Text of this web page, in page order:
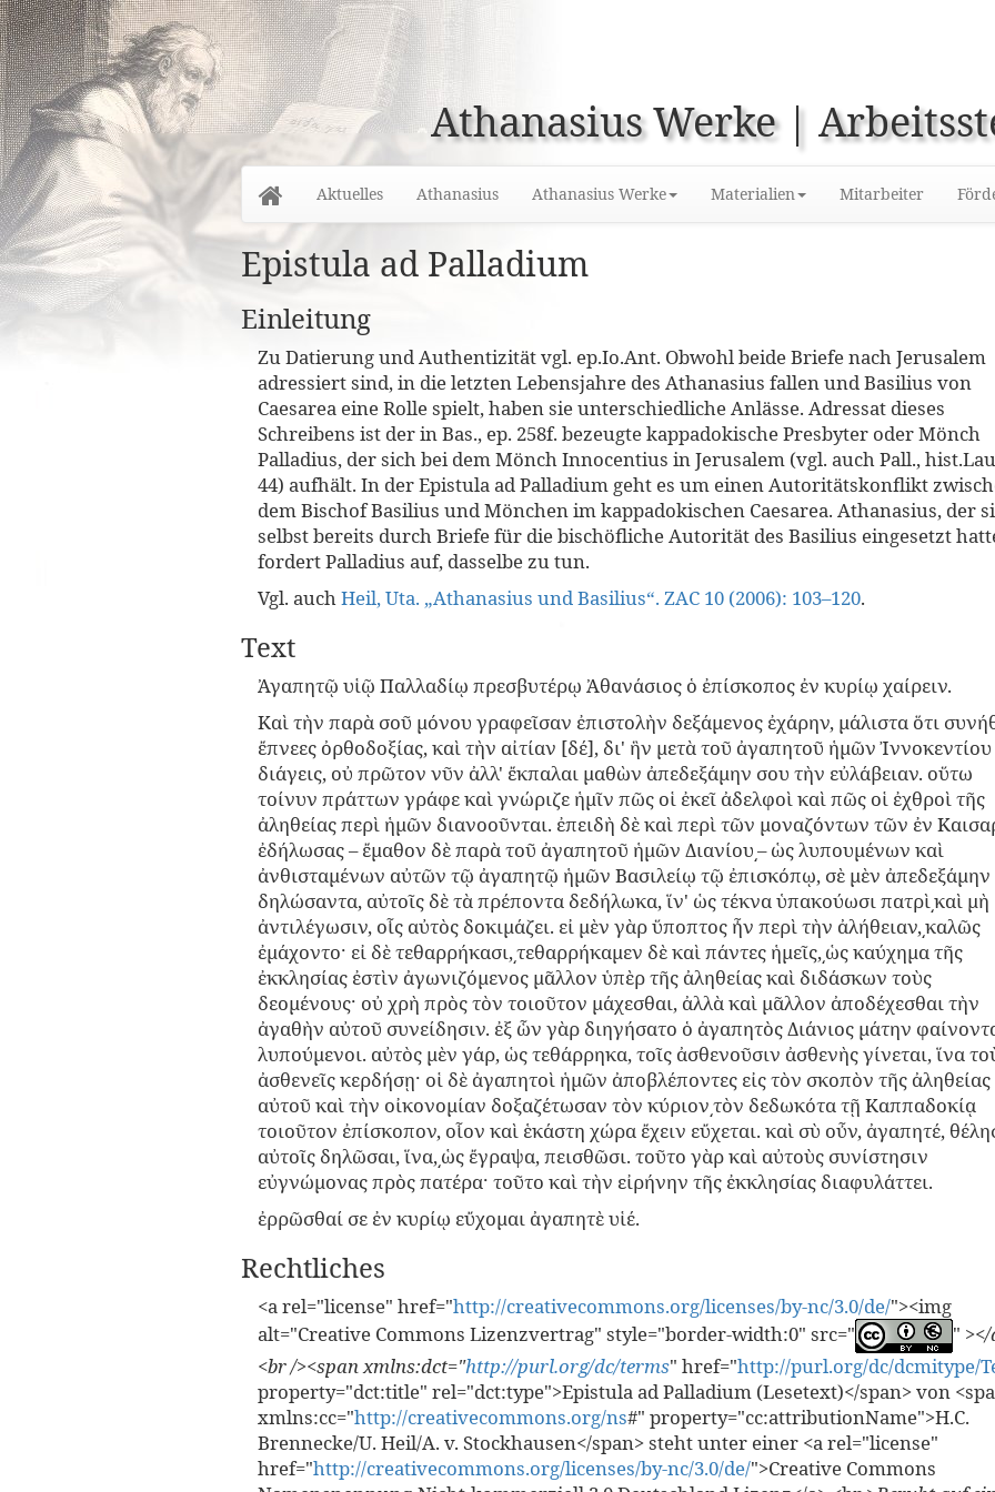
Athanasius Werke |
HomeAktuelles Athanasius Athanasius Werke Materialien Mitarbeiter
Epistula ad Palladium
Einleitung
Zu Datierung und Authentizität vgl. ep.Io.Ant. Obwohl beide Briefe nach Jerusalem
adressiert sind, in die letzten Lebensjahre des Athanasius fallen und Basilius von
Caesarea eine Rolle spielt, haben sie unterschiedliche Anlässe. Adressat dieses
Schreibens ist der in Bas., ep. 258f. bezeugte kappadokische Presbyter oder Mönch
Palladius, der sich bei dem Mönch Innocentius in Jerusalem (vgl. auch Pall.,
44) aufhält. In der Epistula ad Palladium geht es um einen Autoritätskonflikt
dem Bischof Basilius und Mönchen im kappadokischen Caesa­rea. Athanasius, der
selbst bereits durch Briefe für die bischöfliche Autorität des Basilius einge­setzt
fordert Palladius auf, dasselbe zu tun.
Vgl. auchHeil, Uta. „Athanasius und Basilius“. ZAC 10 (2006): 103–120.
Text
Ἀγαπητῷ υἱῷ Παλλαδίῳ πρεσβυτέρῳ Ἀθανάσιος ὁ ἐπίσκοπος ἐν κυρίῳ χαί­ρειν.
Καὶ τὴν παρὰ σοῦ μόνου γραφεῖσαν ἐπιστολὴν δεξάμενος ἐχάρην, μάλιστα ὅτι
ἔπνεες ὀρθοδοξίας, καὶ τὴν αἰτίαν [δέ], δι' ἣν μετὰ τοῦ ἀγαπητοῦ ἡμῶν Ἰννοκεντίου
διάγεις, οὐ πρῶτον νῦν ἀλλ' ἔκπαλαι μαθὼν ἀπεδεξάμην σου τὴν εὐλάβειαν. οὕτω
τοίνυν πράττων γράφε καὶ γνώριζε ἡμῖν πῶς οἱ ἐκεῖ ἀδελφοὶ καὶ πῶς οἱ ἐχθροὶ τῆς
ἀληθείας περὶ ἡμῶν διανοοῦνται. ἐπειδὴ δὲ καὶ περὶ τῶν μοναζόντων τῶν ἐν
ἐδήλωσας – ἔμαθον δὲ παρὰ τοῦ ἀγαπητοῦ ἡμῶν Διανίου͵– ὡς λυπουμένων καὶ
ἀνθισταμένων αὐτῶν τῷ ἀγαπητῷ ἡμῶν Βασιλείῳ τῷ ἐπισκόπῳ, σὲ μὲν ἀπεδεξάμην
δηλώσαντα, αὐτοῖς δὲ τὰ πρέποντα δεδήλωκα, ἵν' ὡς τέκνα ὑπακούωσι πατρὶ͵καὶ μὴ
ἀντιλέγωσιν, οἷς αὐτὸς δοκιμάζει. εἰ μὲν γὰρ ὕποπτος ἦν περὶ τὴν ἀλήθει­αν,͵καλῶς
ἐμάχοντο· εἰ δὲ τεθαρρήκασι,͵τε­θαρρήκαμεν δὲ καὶ πάντες ἡμεῖς,͵ὡς καύχημα τῆς
ἐκκλησίας ἐστὶν ἀγωνιζόμενος μᾶλλον ὑπὲρ τῆς ἀληθείας καὶ διδάσκων τοὺς
δεομένους· οὐ χρὴ πρὸς τὸν τοιοῦ­τον μάχεσθαι, ἀλλὰ καὶ μᾶλλον ἀποδέχεσθαι τὴν
ἀγαθὴν αὐτοῦ συνείδησιν. ἐξ ὧν γὰρ διηγήσατο ὁ ἀγαπητὸς Διάνιος μάτην
λυπούμενοι. αὐτὸς μὲν γάρ, ὡς τεθάρ­ρηκα, τοῖς ἀσθενοῦσιν ἀσθενὴς γίνεται, ἵνα
ἀσθενεῖς κερδή­σῃ· οἱ δὲ ἀγα­πητοὶ ἡμῶν ἀποβλέποντες εἰς τὸν σκοπὸν τῆς ἀληθείας
αὐτοῦ καὶ τὴν οἰκονο­μίαν δοξαζέτωσαν τὸν κύριον͵τὸν δεδωκότα τῇ Καππαδοκίᾳ
τοιοῦτον ἐπίσκο­πον, οἷον καὶ ἑκάστη χώρα ἔχειν εὔχεται. καὶ σὺ οὖν, ἀγαπητέ,
αὐτοῖς δηλῶσαι, ἵνα,͵ὡς ἔγραψα, πεισθῶσι. τοῦτο γὰρ καὶ αὐτοὺς συνίστησιν
εὐγνώμονας πρὸς πατέρα· τοῦτο καὶ τὴν εἰρήνην τῆς ἐκκλησίας διαφυλάττει.
ἐρρῶσθαί σε ἐν κυρίῳ εὔχομαι ἀγαπητὲ υἱέ.
Rechtliches
<a rel="license" href="http://creativecommons.org/licenses/by-nc/3.0/de/"><img
alt="Creative Commons Lizenzvertrag" style="border-width:0" src="
"
<br /><span xmlns:dct="http://purl.org/dc/terms" href="http://purl.org/dc/dcmitype/
property="dct:title" rel="dct:type">Epistula ad Palladium (Lesetext)</span> von
xmlns:cc="http://creativecommons.org/ns#" property="cc:attributionName">H.C.
Brennecke/U. Heil/A. v. Stockhausen</span> steht unter einer <a rel="license"
href="http://creativecommons.org/licenses/by-nc/3.0/de/">Creative Commons